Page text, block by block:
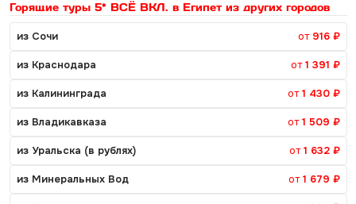
Горящие туры 5* ВСЁ ВКЛ. в Египет из других городов
из Сочи от 916 ₽
из Краснодара от 1 391 ₽
из Калининграда от 1 430 ₽
из Владикавказа от 1 509 ₽
из Уральска (в рублях) от 1 632 ₽
из Минеральных Вод от 1 679 ₽